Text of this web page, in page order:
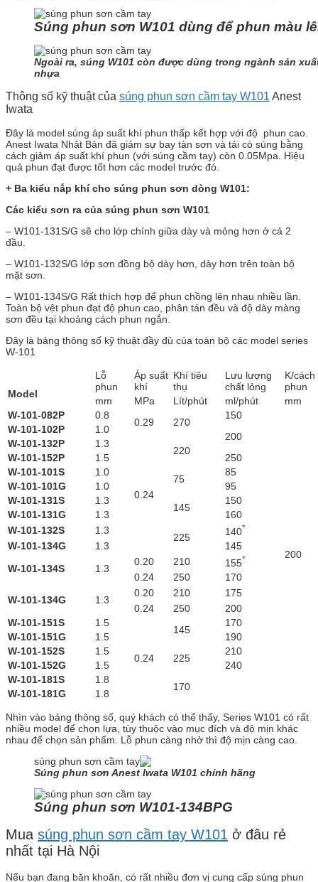
Súng phun sơn W101 dùng để phun màu
Ngoài ra, súng W101 còn được dùng trong ngành sản
nhựa
Thông số kỹ thuật của súng phun sơn cầm tay W101 Anest
Iwata
Đây là model súng áp suất khí phun thấp kết hợp với độ phun cao.
Anest Iwata Nhật Bản đã giảm sự bay tàn sơn và tải cò súng bằng
cách giảm áp suất khí phun (với súng cầm tay) còn 0.05Mpa. Hiệu
quả phun đạt được tốt hơn các model trước đó.
+ Ba kiểu nắp khí cho súng phun sơn dòng W101:
Các kiểu sơn ra của súng phun sơn W101
– W101-131S/G sẽ cho lớp chính giữa dày và mỏng hơn ở cả 2
đầu.
– W101-132S/G lớp sơn đồng bộ dày hơn, dày hơn trên toàn bộ
mặt sơn.
– W101-134S/G Rất thích hợp để phun chồng lên nhau nhiều lần.
Toàn bộ vệt phun đạt độ phun cao, phân tán đều và độ dày màng
sơn đều tại khoảng cách phun ngắn.
Đây là bảng thông số kỹ thuật đầy đủ của toàn bộ các model series
W-101
Model
Lỗ
phun
Áp suất
khí
Khí tiêu
thụ
Lưu lượng
chất lỏng
K/cách
phun
mm
MPa Lít/phút ml/phút
mm
W-101-082P
0.8
0.29 270
150
200
W-101-102P 1.0
200
W-101-132P 1.3
0.24
220
W-101-152P 1.5
250
W-101-101S
1.0
75
85
W-101-101G
1.0
95
W-101-131S
1.3
145
150
W-101-131G
1.3
160
W-101-132S
1.3
225
140*
W-101-134G 1.3
145
W-101-134S
1.3
0.20 210 155*
0.24 250
170
W-101-134G
1.3
0.20 210
175
0.24
250
200
W-101-151S
1.5
0.24
145
170
W-101-151G
1.5
190
W-101-152S
1.5
225
210
W-101-152G
1.5
240
W-101-181S
1.8
170
W-101-181G 1.8
Nhìn vào bảng thông số, quý khách có thể thấy, Series W101 có rất
nhiều model để chọn lựa, tùy thuộc vào mục đích và độ mịn khác
nhau để chọn sản phẩm. Lỗ phun càng nhở thì độ mịn càng cao.
Súng phun sơn Anest Iwata W101 chính hãng
Súng phun sơn W101-134BPG
Mua súng phun sơn cầm tay W101 ở đâu rẻ
nhất tại Hà Nội
Nếu bạn đang băn khoăn, có rất nhiều đơn vị cung cấp súng phun